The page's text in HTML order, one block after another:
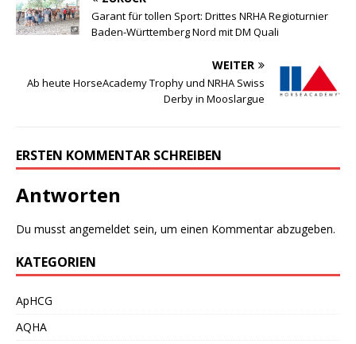
Garant für tollen Sport: Drittes NRHA Regioturnier
Baden-Württemberg Nord mit DM Quali
WEITER
Ab heute HorseAcademy Trophy und NRHA Swiss
Derby in Mooslargue
ERSTEN KOMMENTAR SCHREIBEN
Antworten
Du musst angemeldet sein, um einen Kommentar abzugeben.
KATEGORIEN
ApHCG
AQHA